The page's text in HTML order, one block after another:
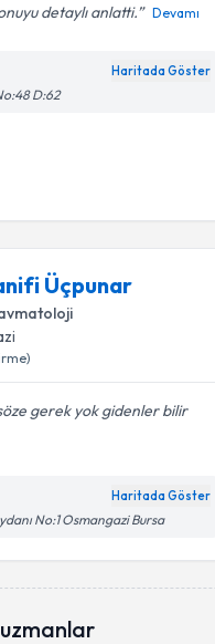
detaylı anlatti. Devamı
Haritada Göster
D:62
Üçpunar
gerek yok gidenler bilir
Haritada Göster
No:1 Osmangazi Bursa